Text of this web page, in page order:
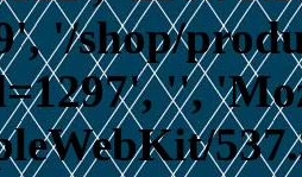
'/shop/
'',